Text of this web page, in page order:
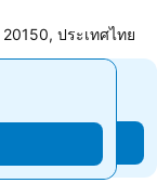
ประเทศไทย